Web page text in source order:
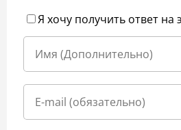
Я хочу получить ответ